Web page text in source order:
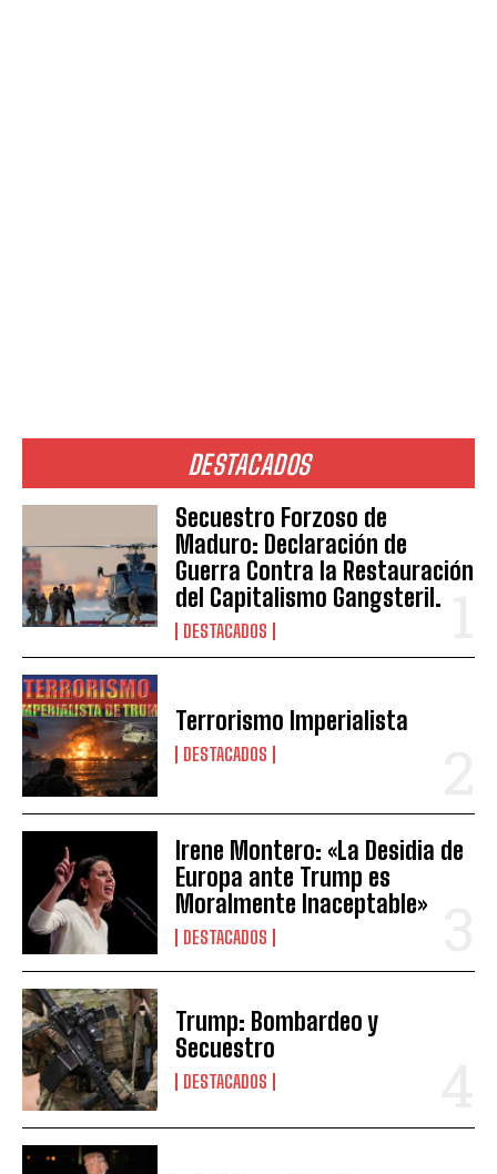
DESTACADOS
Secuestro Forzoso de
Maduro: Declaración de
Guerra Contra la Restauración
del Capitalismo Gangsteril.
DESTACADOS
Terrorismo Imperialista
DESTACADOS
Irene Montero: «La Desidia de
Europa ante Trump es
Moralmente Inaceptable»
DESTACADOS
Trump: Bombardeo y
Secuestro
DESTACADOS